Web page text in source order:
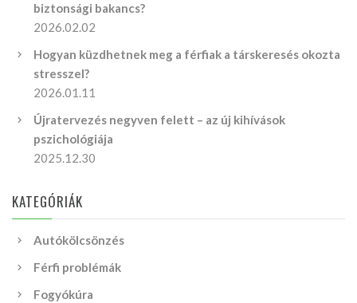
biztonsági bakancs?
2026.02.02
Hogyan küzdhetnek meg a férfiak a társkeresés okozta
stresszel?
2026.01.11
Újratervezés negyven felett – az új kihívások
pszichológiája
2025.12.30
KATEGÓRIÁK
Autókölcsönzés
Férfi problémák
Fogyókúra